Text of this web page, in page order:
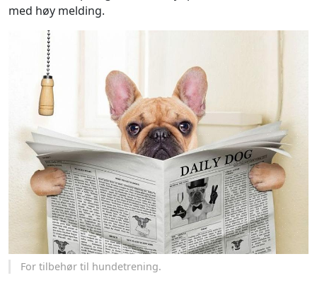
med høy melding.
For tilbehør til hundetrening.